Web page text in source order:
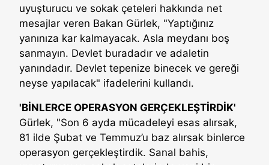
uyuşturucu ve sokak çeteleri hakkında net
mesajlar veren Bakan Gürlek, "Yaptığınız
yanınıza kar kalmayacak. Asla meydanı boş
sanmayın. Devlet buradadır ve adaletin
yanındadır. Devlet tepenize binecek ve gereği
neyse yapılacak" ifadelerini kullandı.
'BİNLERCE OPERASYON GERÇEKLEŞTİRDİK'
Gürlek, "Son 6 ayda mücadeleyi esas alırsak,
81 ilde Şubat ve Temmuz’u baz alırsak binlerce
operasyon gerçekleştirdik. Sanal bahis,